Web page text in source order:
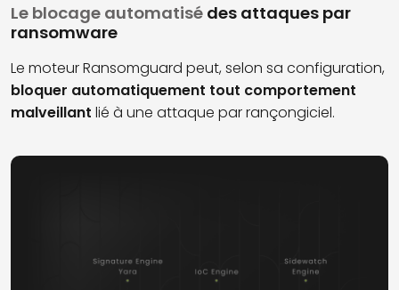
Le blocage automatisé des attaques par
ransomware
Le moteur Ransomguard peut, selon sa configuration,
bloquer automatiquement tout comportement
malveillant lié à une attaque par rançongiciel.